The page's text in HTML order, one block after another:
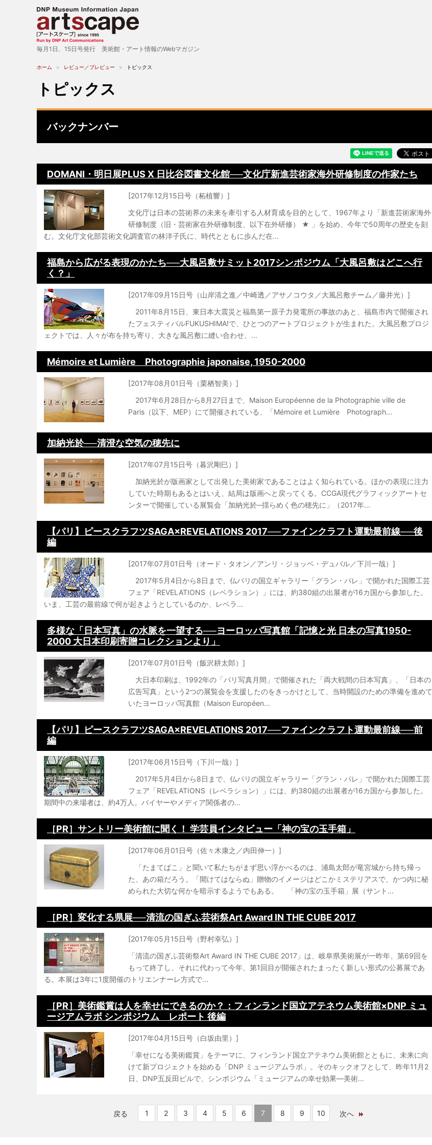
ホーム レビュー／プレビュー トピックス
トピックス
バックナンバー
DOMANI・明日展PLUS X 日比谷図書文化館──文化庁新進芸術家海外研修制度の作家たち
[2017年12月15日号（柘植響）]
文化庁は日本の芸術界の未来を牽引する人材育成を目的として、1967年より「新進芸術家海外
研修制度（旧・芸術家在外研修制度、以下在外研修） ★ 」を始め、今年で50周年の歴史を刻
む。文化庁文化部芸術文化調査官の林洋子氏に、時代とともに歩んだ在...
福島から広がる表現のかたち──大風呂敷サミット2017シンポジウム「大風呂敷はどこへ行
く？」
[2017年09月15日号（山岸清之進／中崎透／アサノコウタ／大風呂敷チーム／藤井光）]
2011年8月15日、東日本大震災と福島第一原子力発電所の事故のあと、福島市内で開催され
たフェスティバルFUKUSHIMA!で、ひとつのアートプロジェクトが生まれた。大風呂敷プロジ
ェクトでは、人々が布を持ち寄り、大きな風呂敷に縫い合わせ、...
Mémoire et Lumière Photographie japonaise, 1950-2000
[2017年08月01日号（栗栖智美）]
2017年6月28日から8月27日まで、Maison Européenne de la Photographie ville de
Paris（以下、MEP）にて開催されている、「Mémoire et Lumière Photograph...
加納光於──清澄な空気の穂先に
[2017年07月15日号（暮沢剛巳）]
加納光於が版画家として出発した美術家であることはよく知られている。ほかの表現に注力
していた時期もあるとはいえ、結局は版画へと戻ってくる。CCGA現代グラフィックアートセ
ンターで開催している展覧会「加納光於─揺らめく色の穂先に」（2017年...
【パリ】ピースクラフツSAGA×REVELATIONS 2017──ファインクラフト運動最前線──後
編
[2017年07月01日号（オード・タオン／アンリ・ジョッベ・デュバル／下川一哉）]
2017年5月4日から8日まで、仏パリの国立ギャラリー「グラン・パレ」で開かれた国際工芸
フェア「REVELATIONS（レベラション）」には、約380組の出展者が16カ国から参加した。
いま、工芸の最前線で何が起きようとしているのか、レベラ...
多様な「日本写真」の水脈を一望する──ヨーロッパ写真館「記憶と光 日本の写真1950-
2000 大日本印刷寄贈コレクションより」
[2017年07月01日号（飯沢耕太郎）]
大日本印刷は、1992年の「パリ写真月間」で開催された「両大戦間の日本写真」、「日本の
広告写真」という2つの展覧会を支援したのをきっかけとして、当時開設のための準備を進めて
いたヨーロッパ写真館（Maison Européen...
【パリ】ピースクラフツSAGA×REVELATIONS 2017──ファインクラフト運動最前線──前
編
[2017年06月15日号（下川一哉）]
2017年5月4日から8日まで、仏パリの国立ギャラリー「グラン・パレ」で開かれた国際工芸
フェア「REVELATIONS（レベラション）」には、約380組の出展者が16カ国から参加した。
期間中の来場者は、約4万人。バイヤーやメディア関係者の...
［PR］サントリー美術館に聞く！ 学芸員インタビュー「神の宝の玉手箱」
[2017年06月01日号（佐々木康之／内田伸一）]
「たまてばこ」と聞いて私たちがまず思い浮かべるのは、浦島太郎が竜宮城から持ち帰っ
た、あの箱だろう。「開けてはならぬ」贈物のイメージはどこかミステリアスで、かつ内に秘
められた大切な何かを暗示するようでもある。 「神の宝の玉手箱」展（サント...
［PR］変化する県展──清流の国ぎふ芸術祭Art Award IN THE CUBE 2017
[2017年05月15日号（野村幸弘）]
「清流の国ぎふ芸術祭Art Award IN THE CUBE 2017」は、岐阜県美術展が一昨年、第69回を
もって終了し、それに代わって今年、第1回目が開催されたまったく新しい形式の公募展であ
る。本展は3年に1度開催のトリエンナーレ方式で...
［PR］美術鑑賞は人を幸せにできるのか？：フィンランド国立アテネウム美術館×DNP ミュ
ージアムラボ シンポジウム レポート 後編
[2017年04月15日号（白坂由里）]
「幸せになる美術鑑賞」をテーマに、フィンランド国立アテネウム美術館とともに、未来に向
けて新プロジェクトを始める「DNP ミュージアムラボ」。そのキックオフとして、昨年11月2
日、DNP五反田ビルで、シンポジウム「ミュージアムの幸せ効果—美術...
戻る 1 2 3 4 5 6 7 8 9 10 次へ
毎月1日、15日号発行 美術館・アート情報のWebマガジン